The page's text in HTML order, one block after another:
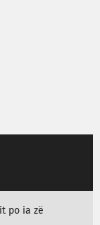
po ia zë